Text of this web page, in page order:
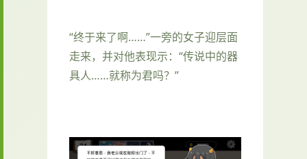
“终于来了啊……”一旁的女子迎层面
走来，并对他表现示：“传说中的器
具人……就称为君吗？”